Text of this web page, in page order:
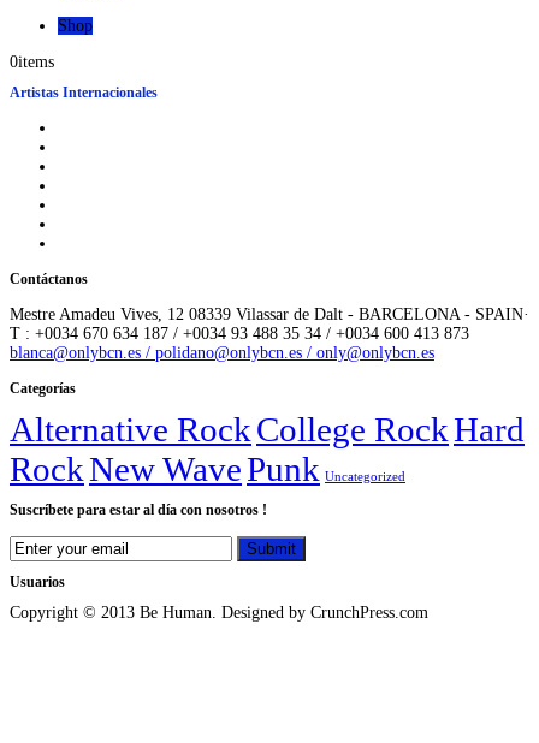
Shop
0items
Artistas Internacionales
Contáctanos
Mestre Amadeu Vives, 12 08339 Vilassar de Dalt - BARCELONA - SPAIN·
T : +0034 670 634 187 / +0034 93 488 35 34 / +0034 600 413 873
blanca@onlybcn.es / polidano@onlybcn.es / only@onlybcn.es
Categorías
Alternative RockCollege RockHard
RockNew WavePunk Uncategorized
Suscríbete para estar al día con nosotros !
Usuarios
Copyright © 2013 Be Human. Designed by CrunchPress.com